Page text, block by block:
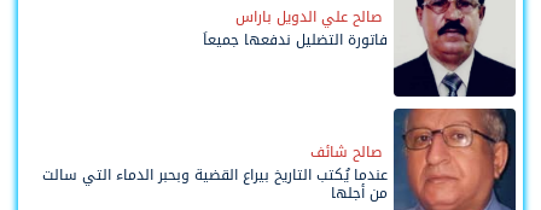
صالح علي الدويل باراس
فاتورة التضليل ندفعها جميعاً
صالح شائف
عندما يُكتب التاريخ بيراع القضية وبحبر الدماء التي سالت
من أجلها